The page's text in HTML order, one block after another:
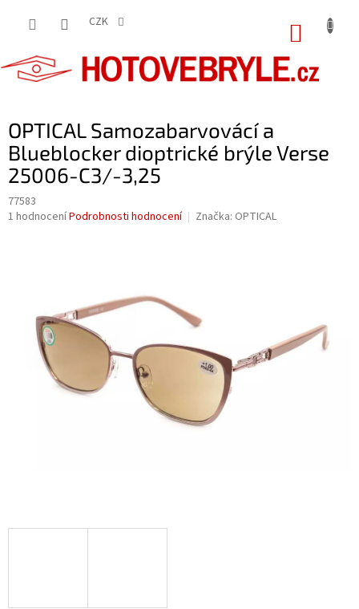
CZK
OPTICAL Samozabarvovácí a
Blueblocker dioptrické brýle Verse
25006-C3/-3,25
77583
Průměrné
hvězdiček.
1 hodnoceníPodrobnosti hodnocení Značka: OPTICAL